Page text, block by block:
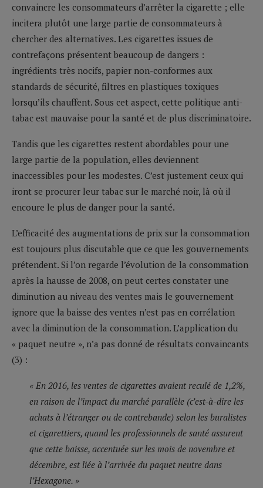
convaincre les consommateurs d’arrêter la cigarette ; elle
incitera plutôt une large partie de consommateurs à
chercher des alternatives. Les cigarettes issues de
contrefaçons présentent beaucoup de dangers :
ingrédients très nocifs, papier non-conformes aux
standards de sécurité, filtres en plastiques toxiques
lorsqu’ils chauffent. Sous cet aspect, cette politique anti-
tabac est mauvaise pour la santé et de plus discriminatoire.
Tandis que les cigarettes restent abordables pour une
large partie de la population, elles deviennent
inaccessibles pour les modestes. C’est justement ceux qui
iront se procurer leur tabac sur le marché noir, là où il
encoure le plus de danger pour la santé.
L’efficacité des augmentations de prix sur la consommation
est toujours plus discutable que ce que les gouvernements
prétendent. Si l’on regarde l’évolution de la consommation
après la hausse de 2008, on peut certes constater une
diminution au niveau des ventes mais le gouvernement
ignore que la baisse des ventes n’est pas en corrélation
avec la diminution de la consommation. L’application du
« paquet neutre », n’a pas donné de résultats convaincants
(3) :
« En 2016, les ventes de cigarettes avaient reculé de 1,2%,
en raison de l’impact du marché parallèle (c’est-à-dire les
achats à l’étranger ou de contrebande) selon les buralistes
et cigarettiers, quand les professionnels de santé assurent
que cette baisse, accentuée sur les mois de novembre et
décembre, est liée à l’arrivée du paquet neutre dans
l’Hexagone. »